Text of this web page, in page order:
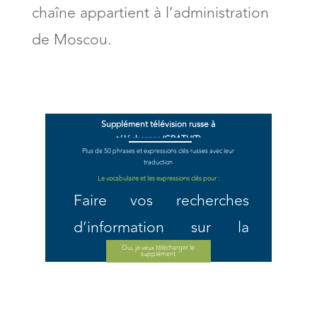
chaîne appartient à l’administration
de Moscou.
Supplément télévision russe à
télécharger (GRATUIT)
Plus de 50 phrases et expressions clés russes avec leur
traduction
Le vocabulaire et les expressions clés pour :
Faire vos recherches
d’information sur la
télévision russe (sur le
Oui, je veux télécharger le
supplément